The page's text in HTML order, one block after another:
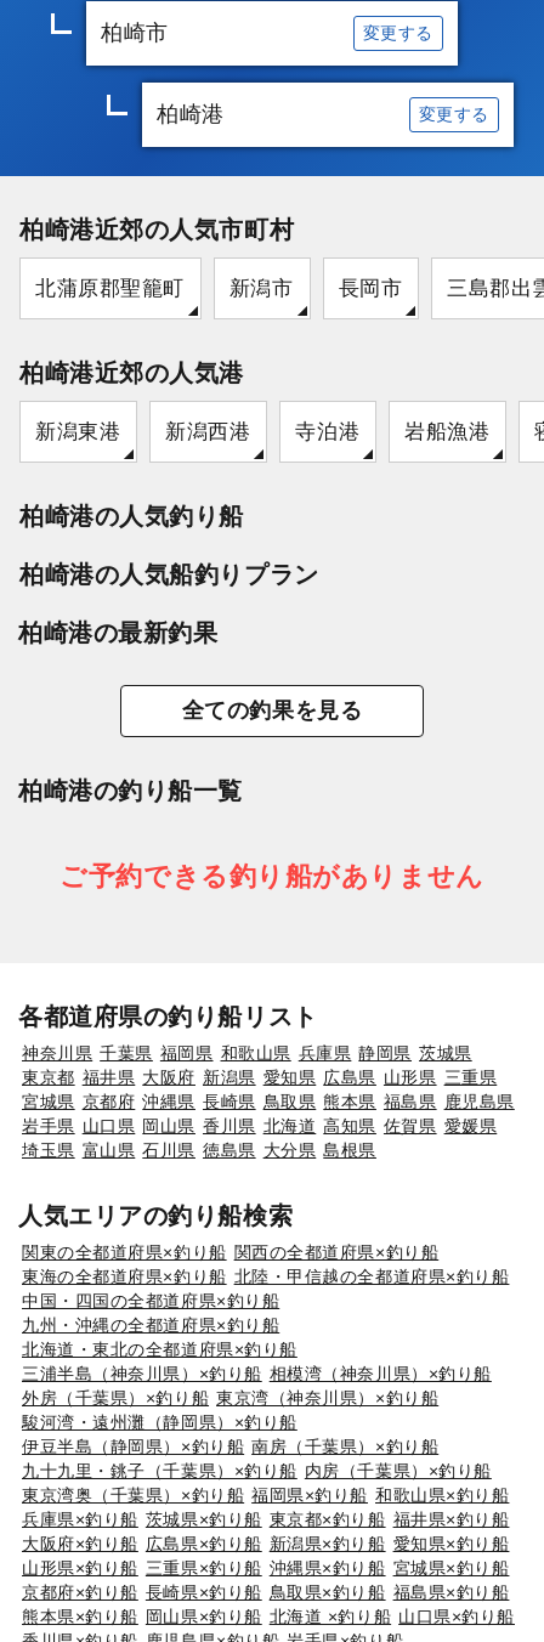
柏崎市 変更する
柏崎港 変更する
柏崎港近郊の人気市町村
北蒲原郡聖籠町 新潟市 長岡市 三島郡出
柏崎港近郊の人気港
新潟東港 新潟西港 寺泊港 岩船漁港
柏崎港の人気釣り船
柏崎港の人気船釣りプラン
柏崎港の最新釣果
全ての釣果を見る
柏崎港の釣り船一覧
ご予約できる釣り船がありません
各都道府県の釣り船リスト
神奈川県 千葉県 福岡県 和歌山県 兵庫県 静岡県 茨城県
東京都 福井県 大阪府 新潟県 愛知県 広島県 山形県 三重県
宮城県 京都府 沖縄県 長崎県 鳥取県 熊本県 福島県
鹿児島県
岩手県 山口県 岡山県 香川県 北海道 高知県 佐賀県 愛媛県
埼玉県 富山県 石川県 徳島県 大分県 島根県
人気エリアの釣り船検索
関東の全都道府県×釣り船 関西の全都道府県×釣り船
東海の全都道府県×釣り船 北陸・甲信越の全都道府県×釣り船
中国・四国の全都道府県×釣り船
九州・沖縄の全都道府県×釣り船
北海道・東北の全都道府県×釣り船
三浦半島（神奈川県）×釣り船 相模湾（神奈川県）×釣り船
外房（千葉県）×釣り船 東京湾（神奈川県）×釣り船
駿河湾・遠州灘（静岡県）×釣り船
伊豆半島（静岡県）×釣り船 南房（千葉県）×釣り船
九十九里・銚子（千葉県）×釣り船 内房（千葉県）×釣り船
東京湾奥（千葉県）×釣り船 福岡県×釣り船 和歌山県×釣り船
兵庫県×釣り船 茨城県×釣り船 東京都×釣り船 福井県×釣り船
大阪府×釣り船 広島県×釣り船 新潟県×釣り船 愛知県×釣り船
山形県×釣り船 三重県×釣り船 沖縄県×釣り船 宮城県×釣り船
京都府×釣り船 長崎県×釣り船 鳥取県×釣り船 福島県×釣り船
熊本県×釣り船 岡山県×釣り船 北海道 ×釣り船 山口県×釣り船